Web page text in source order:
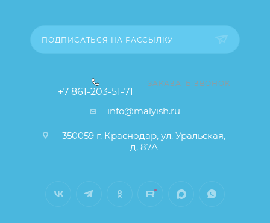
ПОДПИСАТЬСЯ НА РАССЫЛКУ
+7 861-203-51-71
ЗАКАЗАТЬ ЗВОНОК
info@malyish.ru
350059 г. Краснодар, ул. Уральская,
д. 87А